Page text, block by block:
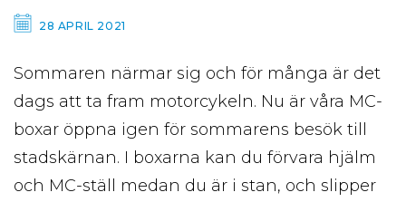
28 APRIL 2021
Sommaren närmar sig och för många är det
dags att ta fram motorcykeln. Nu är våra MC-
boxar öppna igen för sommarens besök till
stadskärnan. I boxarna kan du förvara hjälm
och MC-ställ medan du är i stan, och slipper